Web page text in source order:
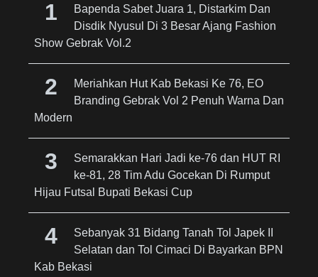
Bapenda Sabet Juara 1, Distarkim Dan
Disdik Nyusul Di 3 Besar Ajang Fashion
Show Gebrak Vol.2
Meriahkan Hut Kab Bekasi Ke 76, EO
Branding Gebrak Vol 2 Penuh Warna Dan
Modern
Semarakkan Hari Jadi ke-76 dan HUT RI
ke-81, 28 Tim Adu Gocekan Di Rumput
Hijau Futsal Bupati Bekasi Cup
Sebanyak 31 Bidang Tanah Tol Japek II
Selatan dan Tol Cimaci Di Bayarkan BPN
Kab Bekasi